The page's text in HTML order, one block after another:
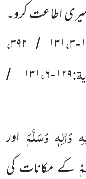
اطاعت کرو۔
- ۱۳۱،۳ / ۳۹۲،
۱۲۹- ۱۳۱،۶ /
وَاٰلِہٖ وَسَلَّمَ اور
کے مکانات کی